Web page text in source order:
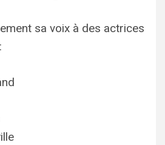
sa voix à des actrices